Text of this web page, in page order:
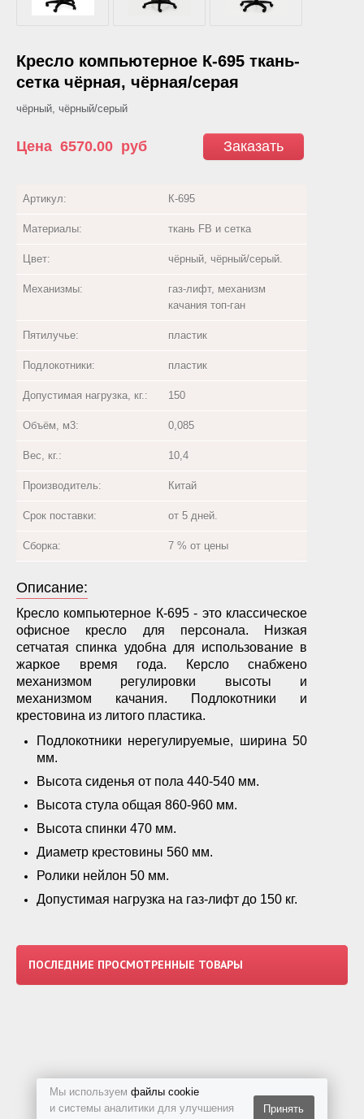
Мы используем файлы cookie
и системы аналитики для улучшения
Принять
Кресло компьютерное К-695 ткань-
сетка чёрная, чёрная/серая
чёрный, чёрный/серый
Заказать
Цена 6570.00 руб
Артикул: К-695
Материалы: ткань FB и сетка
Цвет: чёрный, чёрный/серый.
Механизмы:
газ-лифт, механизм
качания топ-ган
Пятилучье: пластик
Подлокотники: пластик
Допустимая нагрузка, кг.: 150
Объём, м3: 0,085
Вес, кг.: 10,4
Производитель: Китай
Срок поставки: от 5 дней.
Сборка: 7 % от цены
Описание:
Кресло компьютерное К-695 - это классическое
офисное кресло для персонала. Низкая
сетчатая спинка удобна для использование в
жаркое время года. Керсло снабжено
механизмом регулировки высоты и
механизмом качания. Подлокотники и
крестовина из литого пластика.
Подлокотники нерегулируемые, ширина 50
мм.
Высота сиденья от пола 440-540 мм.
Высота стула общая 860-960 мм.
Высота спинки 470 мм.
Диаметр крестовины 560 мм.
Ролики нейлон 50 мм.
Допустимая нагрузка на газ-лифт до 150 кг.
ПОСЛЕДНИЕ ПРОСМОТРЕННЫЕ ТОВАРЫ